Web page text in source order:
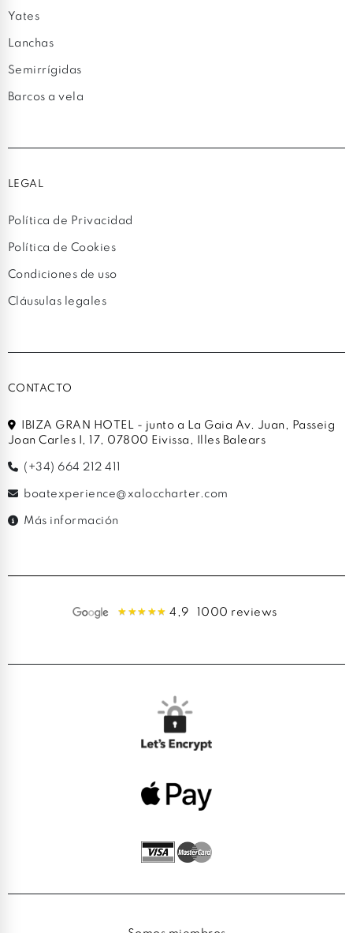
Yates
Lanchas
Semirrígidas
Barcos a vela
LEGAL
Política de Privacidad
Política de Cookies
Condiciones de uso
Cláusulas legales
CONTACTO
IBIZA GRAN HOTEL - junto a La Gaia Av. Juan, Passeig
Joan Carles I, 17, 07800 Eivissa, Illes Balears
(+34) 664 212 411
boatexperience@xaloccharter.com
Más información
4,9 1000 reviews